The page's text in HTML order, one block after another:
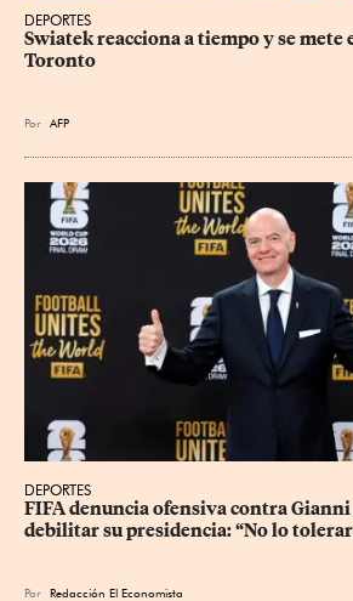
DEPORTES
Swiatek reacciona a tiempo y se mete
Toronto
Por AFP
DEPORTES
FIFA denuncia ofensiva contra
debilitar su presidencia: “No lo
Por Redacción El Economista